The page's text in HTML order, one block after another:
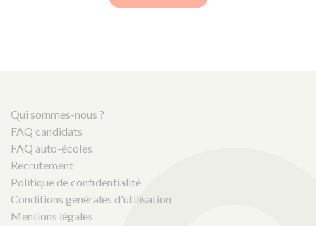
Qui sommes-nous ?
FAQ candidats
FAQ auto-écoles
Recrutement
Politique de confidentialité
Conditions générales d'utilisation
Mentions légales